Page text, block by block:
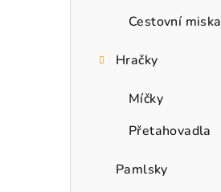
Cestovní miska
Hračky
Míčky
Přetahovadla
Pamlsky